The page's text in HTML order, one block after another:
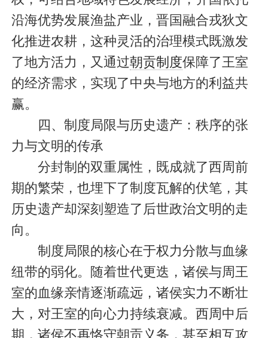
沿海优势发展渔盐产业，晋国融合戎狄文
化推进农耕，这种灵活的治理模式既激发
了地方活力，又通过朝贡制度保障了王室
的经济需求，实现了中央与地方的利益共
赢。
四、制度局限与历史遗产：秩序的张
力与文明的传承
分封制的双重属性，既成就了西周前
期的繁荣，也埋下了制度瓦解的伏笔，其
历史遗产却深刻塑造了后世政治文明的走
向。
制度局限的核心在于权力分散与血缘
纽带的弱化。随着世代更迭，诸侯与周王
室的血缘亲情逐渐疏远，诸侯实力不断壮
大，对王室的向心力持续衰减。西周中后
期，诸侯不再恪守朝贡义务，甚至相互攻